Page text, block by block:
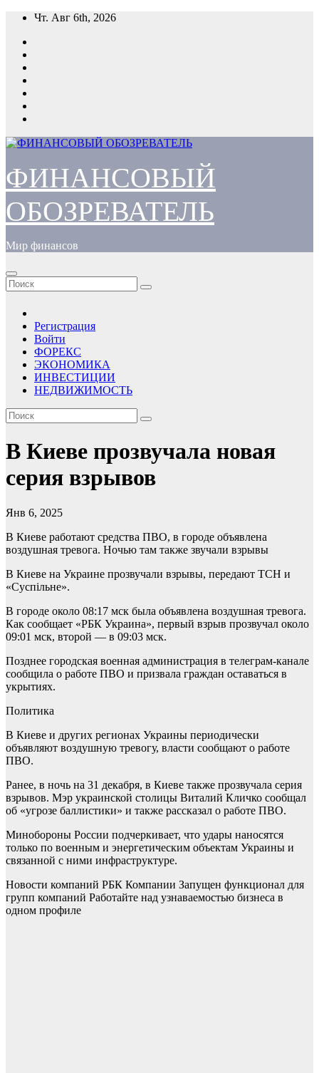
Перейти
содержимому
Чт. Авг 6th, 2026
ФИНАНСОВЫЙ
ОБОЗРЕВАТЕЛЬ
Мир финансов
Регистрация
Войти
ФОРЕКС
ЭКОНОМИКА
ИНВЕСТИЦИИ
НЕДВИЖИМОСТЬ
В Киеве прозвучала новая
серия взрывов
Янв 6, 2025
В Киеве работают средства ПВО, в городе объявлена
воздушная тревога. Ночью там также звучали взрывы
В Киеве на Украине прозвучали взрывы, передают ТСН и
«Суспiльне».
В городе около 08:17 мск была объявлена воздушная тревога.
Как сообщает «РБК Украина», первый взрыв прозвучал около
09:01 мск, второй — в 09:03 мск.
Позднее городская военная администрация в телеграм-канале
сообщила о работе ПВО и призвала граждан оставаться в
укрытиях.
Политика
В Киеве и других регионах Украины периодически
объявляют воздушную тревогу, власти сообщают о работе
ПВО.
Ранее, в ночь на 31 декабря, в Киеве также прозвучала серия
взрывов. Мэр украинской столицы Виталий Кличко сообщал
об «угрозе баллистики» и также рассказал о работе ПВО.
Минобороны России подчеркивает, что удары наносятся
только по военным и энергетическим объектам Украины и
связанной с ними инфраструктуре.
Новости компаний РБК Компании Запущен функционал для
групп компаний Работайте над узнаваемостью бизнеса в
одном профиле